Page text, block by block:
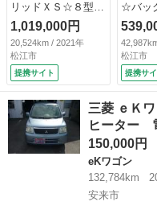
リッドＸＳ☆８型ナ
ビ☆全方位Ｍ☆ＤＣ
ＢＳ☆試乗ＯＫ☆
８インチナビ☆全方
位モニター☆ＬＥＤ
オートライト☆スマ
ートキー☆プッシュ
スタート☆前席シー
トヒーター☆アイド
リングストップ☆デ
ュアルカメラブレー
キサポート☆ＥＴＣ
☆１５ＡＷ☆走行
1,019,000円
20,524km / 2021年
松江市
提携サイト
☆バッ
ＳＢＳ
☆ メ
バック
ートキ
スター
アコ
ター☆
☆オー
ュアル
ーキサ
Ｃ☆ベ
松江市
提携サイ
三菱 ｅＫ
ヒーター
150,000円
eKワゴン
132,784km
安来市